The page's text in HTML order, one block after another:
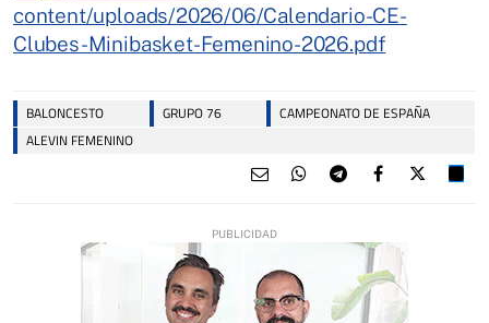
content/uploads/2026/06/Calendario-CE-
Clubes-Minibasket-Femenino-2026.pdf
BALONCESTO GRUPO 76
CAMPEONATO DE ESPAÑA
ALEVIN FEMENINO